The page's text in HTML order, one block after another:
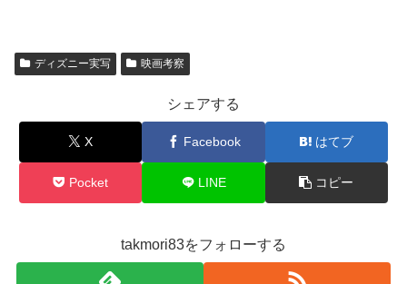
ディズニー実写 映画考察
シェアする
X Facebook はてブ
Pocket LINE コピー
takmori83をフォローする